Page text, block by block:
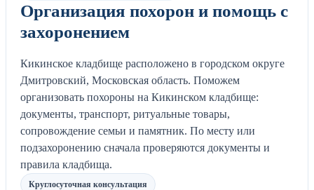
Организация похорон и помощь с
захоронением
Кикинское кладбище расположено в городском округе
Дмитровский, Московская область. Поможем
организовать похороны на Кикинском кладбище:
документы, транспорт, ритуальные товары,
сопровождение семьи и памятник. По месту или
подзахоронению сначала проверяются документы и
правила кладбища.
Круглосуточная консультация